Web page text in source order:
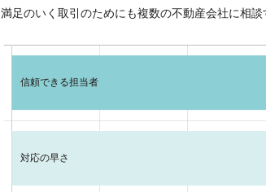
満足のいく取引のためにも複数の不動産会社に相談